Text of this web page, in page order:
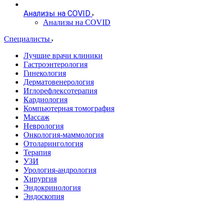
Анализы на COVID
Анализы на COVID
Специалисты
Лучшие врачи клиники
Гастроэнтерология
Гинекология
Дерматовенерология
Иглорефлексотерапия
Кардиология
Компьютерная томография
Массаж
Неврология
Онкология-маммология
Отоларингология
Терапия
УЗИ
Урология-андрология
Хирургия
Эндокринология
Эндоскопия